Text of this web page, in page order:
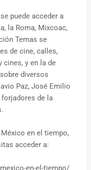
puede acceder a
la Roma, Mixcoac,
Temas se
de cine, calles,
cines, y en la de
diversos
Paz, José Emilio
forjadores de la
en el tiempo,
acceder a:
en-el-tiempo/